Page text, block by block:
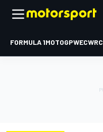
FORMULA 1MOTOGPWECWRC